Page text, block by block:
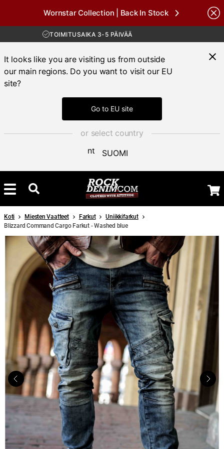
Wornstar Collection | Back In Stock
ILMAINEN TOIMITUS YLI 100 € TILAUKSIIN
TOIMITUSAIKA 3-5 PÄIVÄÄ
ILMAINEN TOIMITUS YLI 100 € TILAUKSIIN
It looks like you are visiting us from outside
our main regions. Do you want to visit our EU
site?
Go to EU site
or select country
SUOMI
Koti Miesten Vaatteet Farkut
Uniikkifarkut
Blizzard Command Cargo Farkut - Washed blue